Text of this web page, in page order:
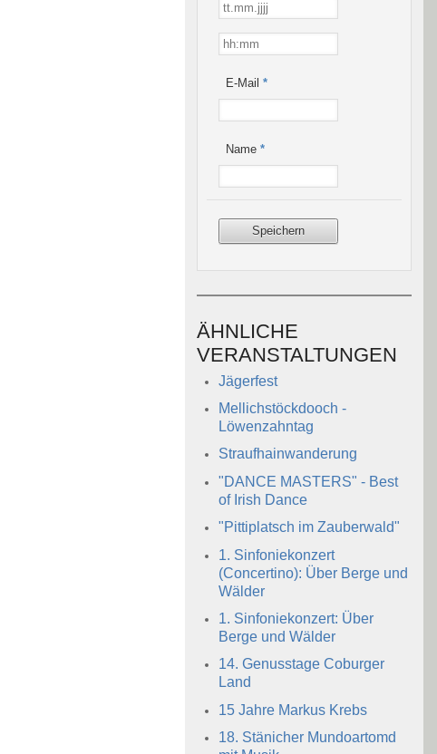
E-Mail*
Name*
ÄHNLICHE
VERANSTALTUNGEN
Jägerfest
Mellichstöckdooch -
Löwenzahntag
Straufhainwanderung
"DANCE MASTERS" - Best
of Irish Dance
"Pittiplatsch im Zauberwald"
1. Sinfoniekonzert
(Concertino): Über Berge und
Wälder
1. Sinfoniekonzert: Über
Berge und Wälder
14. Genusstage Coburger
Land
15 Jahre Markus Krebs
18. Stänicher Mundoartomd